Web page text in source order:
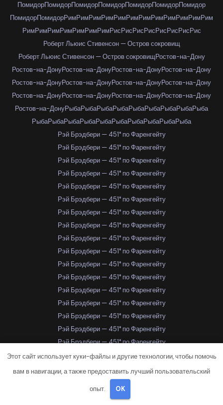
ПомидорПомидорПомидорПомидорПомидорПомидорПомидор
ПомидорПомидорРимРимРимРимРимРимРимРимРимРимРимРим
РимРимРимРимРимРимРимРисРисРисРисРисРисРисРис
Роберт Льюис Стивенсон — Остров сокровищ
Роберт Льюис Стивенсон — Остров сокровищРостов-на-Дону
Ростов-на-ДонуРостов-на-ДонуРостов-на-ДонуРостов-на-Дону
Ростов-на-ДонуРостов-на-ДонуРостов-на-ДонуРостов-на-Дону
Ростов-на-ДонуРостов-на-ДонуРостов-на-ДонуРостов-на-Дону
Ростов-на-ДонуРыбаРыбаРыбаРыбаРыбаРыбаРыбаРыбаРыба
РыбаРыбаРыбаРыбаРыбаРыбаРыбаРыбаРыбаРыба
Рэй Брэдбери — 451° по Фаренгейту
Рэй Брэдбери — 451° по Фаренгейту
Рэй Брэдбери — 451° по Фаренгейту
Рэй Брэдбери — 451° по Фаренгейту
Рэй Брэдбери — 451° по Фаренгейту
Рэй Брэдбери — 451° по Фаренгейту
Рэй Брэдбери — 451° по Фаренгейту
Рэй Брэдбери — 451° по Фаренгейту
Рэй Брэдбери — 451° по Фаренгейту
Рэй Брэдбери — 451° по Фаренгейту
Рэй Брэдбери — 451° по Фаренгейту
Рэй Брэдбери — 451° по Фаренгейту
Рэй Брэдбери — 451° по Фаренгейту
Рэй Брэдбери — 451° по Фаренгейту
Рэй Брэдбери — 451° по Фаренгейту
Рэй Брэдбери — 451° по Фаренгейту
Рэй Брэдбери — 451° по Фаренгейту
Рэй Брэдбери — 451° по Фаренгейту
Рэй Брэдбери — 451° по Фаренгейту
Рэй Брэдбери — 451° по Фаренгейту
Рэй Брэдбери — 451° по Фаренгейту
Этот сайт использует куки-файлы и другие технологии, чтобы помочь
вам в навигации, а также предоставить лучший пользовательский
опыт. OK